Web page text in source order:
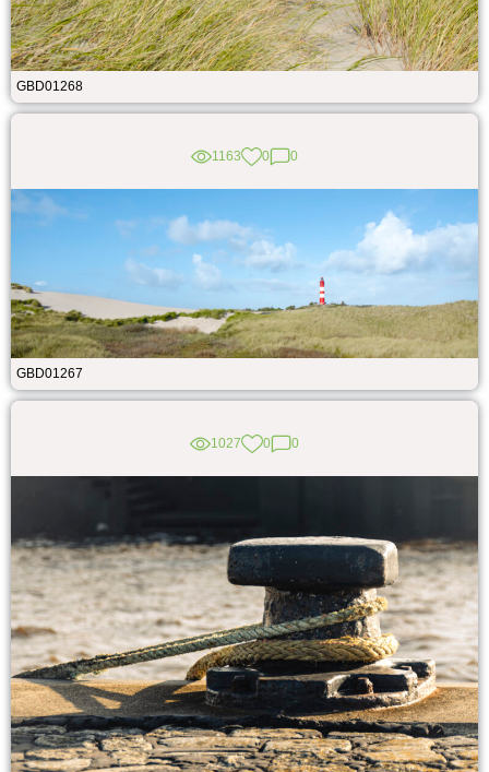
GBD01268
1163 0 0
GBD01267
1027 0 0